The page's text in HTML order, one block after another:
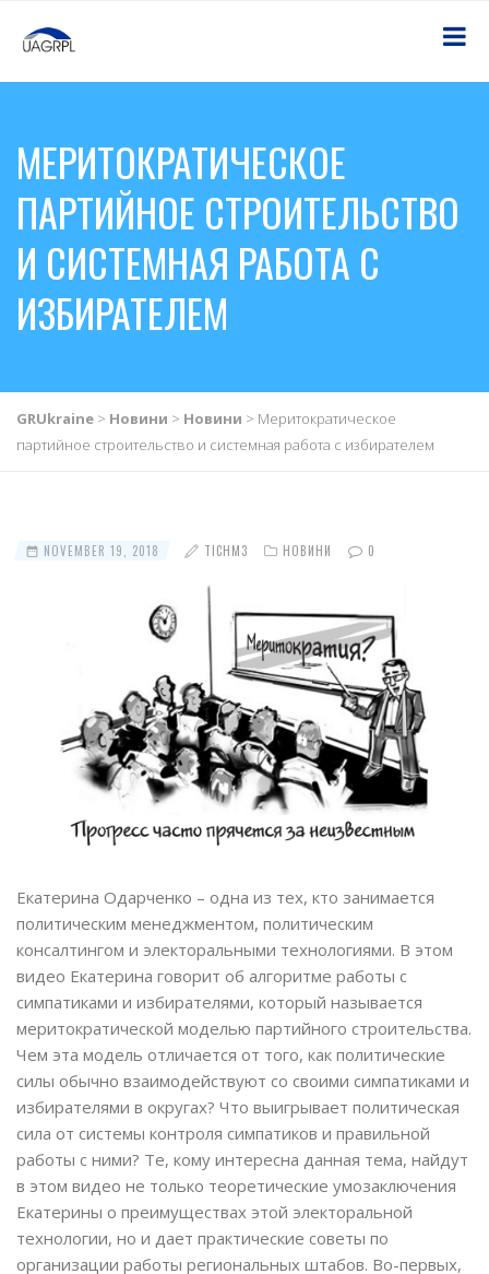
МЕРИТОКРАТИЧЕСКОЕ
ПАРТИЙНОЕ СТРОИТЕЛЬСТВО
И СИСТЕМНАЯ РАБОТА С
ИЗБИРАТЕЛЕМ
GRUkraine > Новини > Новини > Меритократическое
партийное строительство и системная работа с избирателем
NOVEMBER 19, 2018 TICHM3 НОВИНИ 0
Екатерина Одарченко – одна из тех, кто занимается
политическим менеджментом, политическим
консалтингом и электоральными технологиями. В этом
видео Екатерина говорит об алгоритме работы с
симпатиками и избирателями, который называется
меритократической моделью партийного строительства.
Чем эта модель отличается от того, как политические
силы обычно взаимодействуют со своими симпатиками и
избирателями в округах? Что выигрывает политическая
сила от системы контроля симпатиков и правильной
работы с ними? Те, кому интересна данная тема, найдут
в этом видео не только теоретические умозаключения
Екатерины о преимуществах этой электоральной
технологии, но и дает практические советы по
организации работы региональных штабов. Во-первых,